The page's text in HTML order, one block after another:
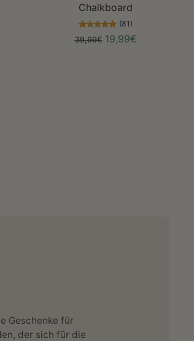
Chalkboard
(81)
39,99€ 19,99€
Geschenke für
der sich für die